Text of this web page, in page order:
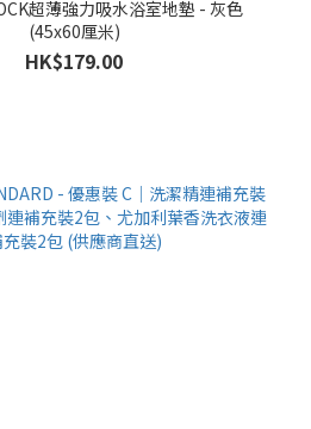
超薄強力吸水浴室地墊 - 灰色
(45x60厘米)
HK$179.00